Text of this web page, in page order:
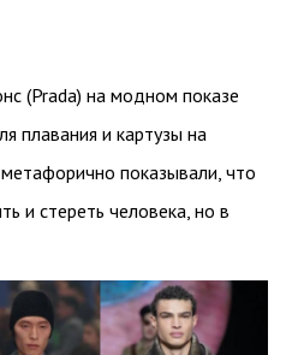
(Prada) на модном показе
плавания и картузы на
показывали, что
и стереть человека, но в